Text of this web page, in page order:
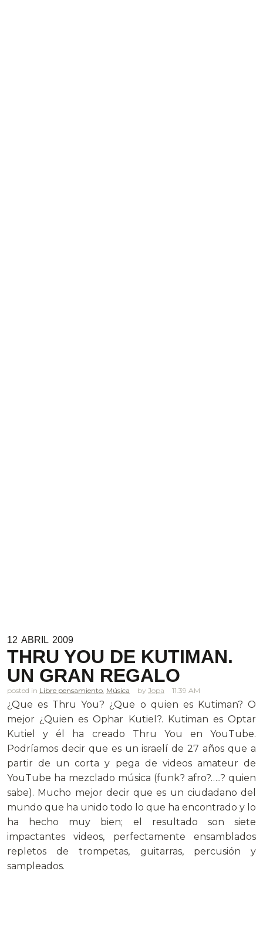
12 ABRIL 2009
THRU YOU DE KUTIMAN.
UN GRAN REGALO
posted in Libre pensamiento Música Jopa 11.39 AM
¿Que es Thru You? ¿Que o quien es Kutiman? O
mejor ¿Quien es Ophar Kutiel?. Kutiman es Optar
Kutiel y él ha creado Thru You en YouTube.
Podríamos decir que es un israelí de 27 años que a
partir de un corta y pega de videos amateur de
YouTube ha mezclado música (funk? afro?…..? quien
sabe). Mucho mejor decir que es un ciudadano del
mundo que ha unido todo lo que ha encontrado y lo
ha hecho muy bien; el resultado son siete
impactantes videos, perfectamente ensamblados
repletos de trompetas, guitarras, percusión y
sampleados.